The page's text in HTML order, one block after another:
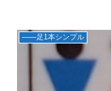
――足1本シンプル